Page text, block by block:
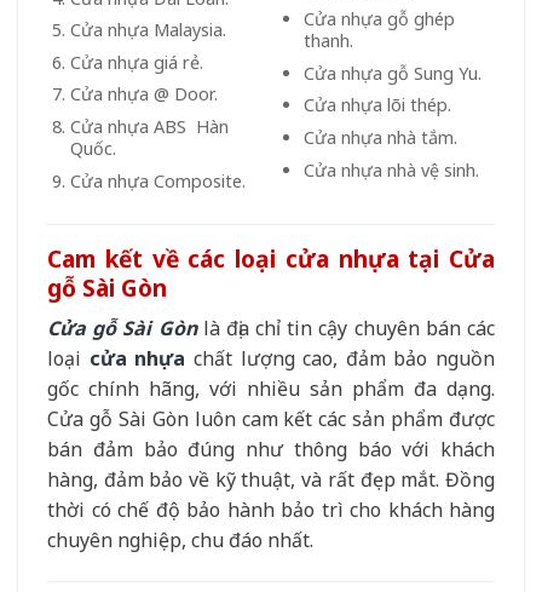
Cửa nhựa Malaysia.
Cửa nhựa giá rẻ.
Cửa nhựa @ Door.
Cửa nhựa ABS Hàn
Quốc.
Cửa nhựa Composite.
Cửa nhựa gỗ ghép
thanh.
Cửa nhựa gỗ Sung Yu.
Cửa nhựa lõi thép.
Cửa nhựa nhà tắm.
Cửa nhựa nhà vệ sinh.
Cam kết về các loại cửa nhựa tại Cửa
gỗ Sài Gòn
Cửa gỗ Sài Gònlà địa chỉ tin cậy chuyên bán các
loại cửa nhựa chất lượng cao, đảm bảo nguồn
gốc chính hãng, với nhiều sản phẩm đa dạng.
Cửa gỗ Sài Gòn luôn cam kết các sản phẩm được
bán đảm bảo đúng như thông báo với khách
hàng, đảm bảo về kỹ thuật, và rất đẹp mắt. Đồng
thời có chế độ bảo hành bảo trì cho khách hàng
chuyên nghiệp, chu đáo nhất.